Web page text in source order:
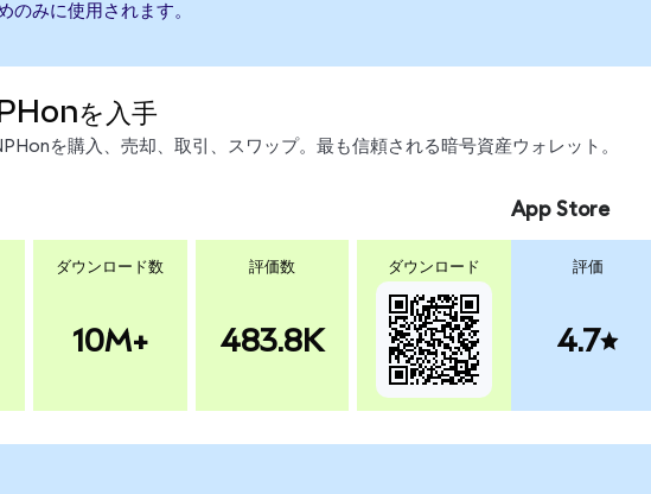
のみに使用されます。
を入手
を購入、売却、取引、スワップ。最も信頼される暗号資産ウォレット。
ダウンロード数
10M+
評価数
483.8K
ダウンロード
App Store
評価
4.7